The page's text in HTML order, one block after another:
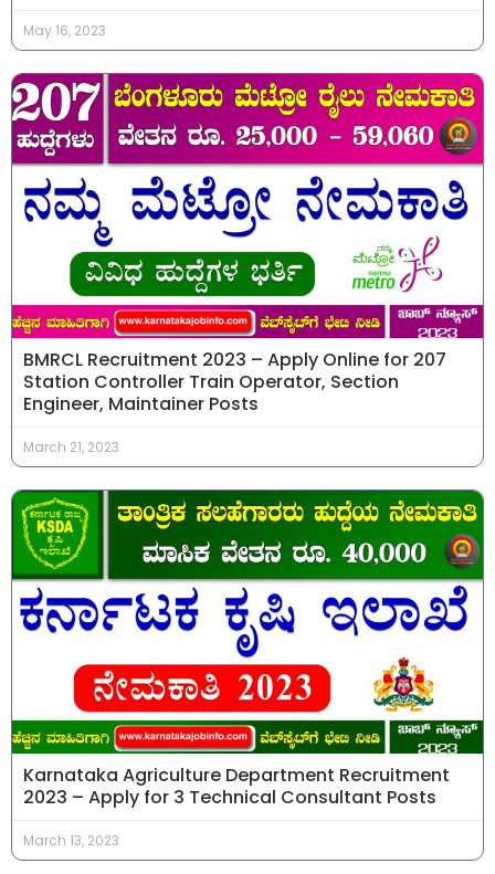
May 16, 2023
BMRCL Recruitment 2023 – Apply Online for 207
Station Controller Train Operator, Section
Engineer, Maintainer Posts
March 21, 2023
Karnataka Agriculture Department Recruitment
2023 – Apply for 3 Technical Consultant Posts
March 13, 2023